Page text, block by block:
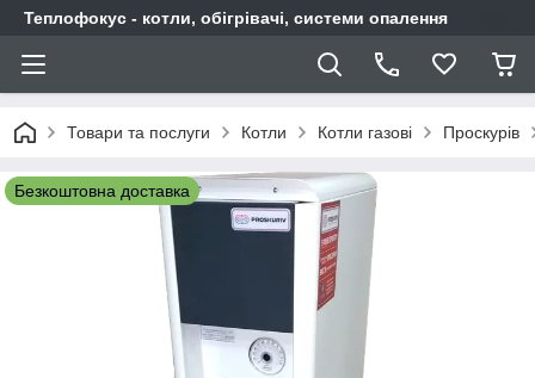
Теплофокус - котли, обігрівачі, системи опалення
Товари та послуги Котли Котли газові Проскурів
Безкоштовна доставка